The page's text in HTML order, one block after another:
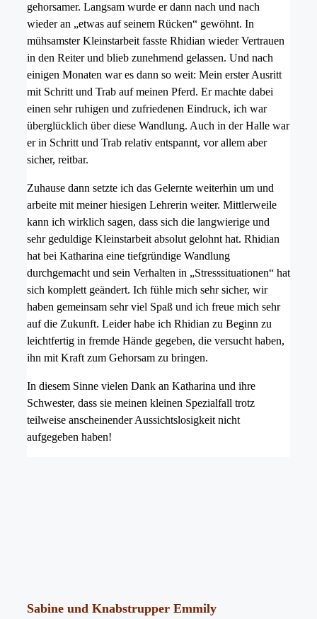
gehorsamer. Langsam wurde er dann nach und nach
wieder an „etwas auf seinem Rücken“ gewöhnt. In
mühsamster Kleinstarbeit fasste Rhidian wieder Vertrauen
in den Reiter und blieb zunehmend gelassen. Und nach
einigen Monaten war es dann so weit: Mein erster Ausritt
mit Schritt und Trab auf meinen Pferd. Er machte dabei
einen sehr ruhigen und zufriedenen Eindruck, ich war
überglücklich über diese Wandlung. Auch in der Halle war
er in Schritt und Trab relativ entspannt, vor allem aber
sicher, reitbar.
Zuhause dann setzte ich das Gelernte weiterhin um und
arbeite mit meiner hiesigen Lehrerin weiter. Mittlerweile
kann ich wirklich sagen, dass sich die langwierige und
sehr geduldige Kleinstarbeit absolut gelohnt hat. Rhidian
hat bei Katharina eine tiefgründige Wandlung
durchgemacht und sein Verhalten in „Stresssituationen“ hat
sich komplett geändert. Ich fühle mich sehr sicher, wir
haben gemeinsam sehr viel Spaß und ich freue mich sehr
auf die Zukunft. Leider habe ich Rhidian zu Beginn zu
leichtfertig in fremde Hände gegeben, die versucht haben,
ihn mit Kraft zum Gehorsam zu bringen.
In diesem Sinne vielen Dank an Katharina und ihre
Schwester, dass sie meinen kleinen Spezialfall trotz
teilweise anscheinender Aussichtslosigkeit nicht
aufgegeben haben!
Sabine und Knabstrupper Emmily